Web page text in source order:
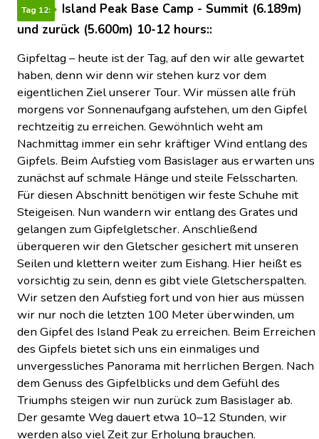
Tag 12:
Island Peak Base Camp - Summit (6.189m)
und zurück (5.600m) 10-12 hours::
Gipfeltag – heute ist der Tag, auf den wir alle gewartet
haben, denn wir denn wir stehen kurz vor dem
eigentlichen Ziel unserer Tour. Wir müssen alle früh
morgens vor Sonnenaufgang aufstehen, um den Gipfel
rechtzeitig zu erreichen. Gewöhnlich weht am
Nachmittag immer ein sehr kräftiger Wind entlang des
Gipfels. Beim Aufstieg vom Basislager aus erwarten uns
zunächst auf schmale Hänge und steile Felsscharten.
Für diesen Abschnitt benötigen wir feste Schuhe mit
Steigeisen. Nun wandern wir entlang des Grates und
gelangen zum Gipfelgletscher. Anschließend
überqueren wir den Gletscher gesichert mit unseren
Seilen und klettern weiter zum Eishang. Hier heißt es
vorsichtig zu sein, denn es gibt viele Gletscherspalten.
Wir setzen den Aufstieg fort und von hier aus müssen
wir nur noch die letzten 100 Meter überwinden, um
den Gipfel des Island Peak zu erreichen. Beim Erreichen
des Gipfels bietet sich uns ein einmaliges und
unvergessliches Panorama mit herrlichen Bergen. Nach
dem Genuss des Gipfelblicks und dem Gefühl des
Triumphs steigen wir nun zurück zum Basislager ab.
Der gesamte Weg dauert etwa 10–12 Stunden, wir
werden also viel Zeit zur Erholung brauchen.